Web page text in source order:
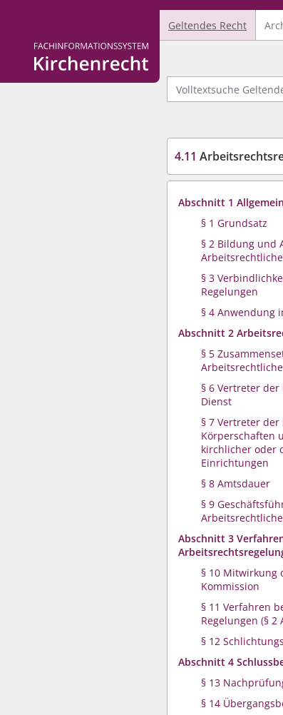
Logo Fachinformationssystem Kirchenrecht
Geltendes Recht
Volltextsuche Geltendes
4.11
Abschnitt 1
§ 1 Grundsatz
§ 2 Bildung und
§ 3
Regelungen
§ 4 Anwendung
Abschnitt 2
§ 5
§ 6 Vertreter
Dienst
§ 7 Vertreter
Körperschaften
kirchlicher oder
Einrichtungen
§ 8 Amtsdauer
§ 9
Abschnitt 3
§ 10 Mitwirkung
Kommission
§ 11 Verfahren
Regelungen (§ 2
§ 12
Abschnitt 4
§ 13
§ 14